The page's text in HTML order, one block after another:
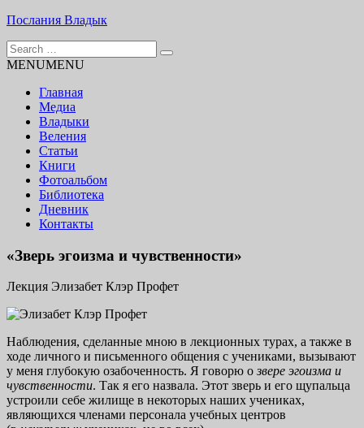
Skip
content
Послания Владык
Основу сайта представляют Послания, или Диктовки,
Search
for:
MENUMENU
Главная
Медиа
Владыки
Веления
Статьи
Книги
Фотоальбом
Библиотека
Дневник
Контакты
«Зверь эгоизма и чувственности»
Лекция Элизабет Клэр Профет
Наблюдения, сделанные мною в лекционных турах, а также в
ходе личного и письменного общения с учениками, вызывают
у меня глубокую озабоченность. Я говорю о звере эгоизма и
чувственности. Так я его назвала. Этот зверь и его щупальца
устроили себе жилище в некоторых наших учениках,
являющихся членами персонала учебных центров